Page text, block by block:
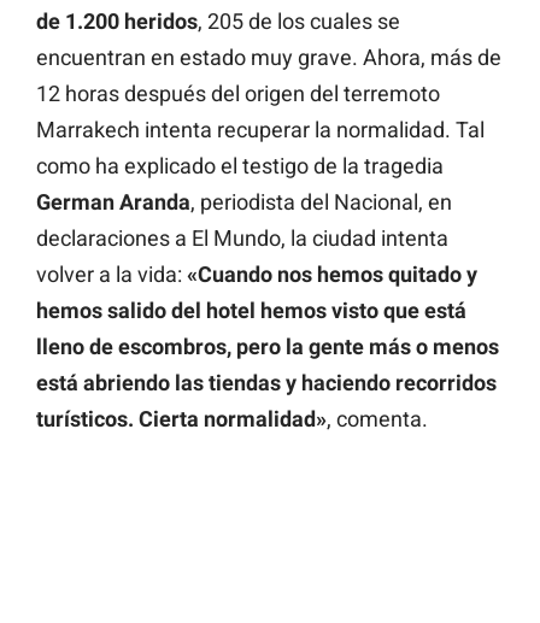
de 1.200 heridos, 205 de los cuales se
encuentran en estado muy grave. Ahora, más de
12 horas después del origen del terremoto
Marrakech intenta recuperar la normalidad. Tal
como ha explicado el testigo de la tragedia
German Aranda, periodista del Nacional, en
declaraciones a El Mundo, la ciudad intenta
volver a la vida: «Cuando nos hemos quitado y
hemos salido del hotel hemos visto que está
lleno de escombros, pero la gente más o menos
está abriendo las tiendas y haciendo recorridos
turísticos. Cierta normalidad», comenta.